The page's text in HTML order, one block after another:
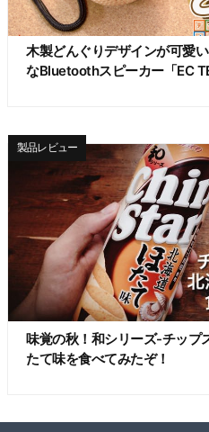
木製どんぐりデザインが可愛
なBluetoothスピーカー「EC
味覚の秋！和シリーズ-チップ
たて味を食べてみたぞ！
製品レビュー